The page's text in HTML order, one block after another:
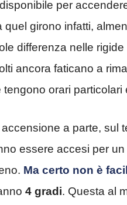
per
quel girono infatti,
differenza nelle rigide
ancora faticano a
orari particolari
a parte, sul
essere accesi per
Ma certo non è
4 gradi. Questa al